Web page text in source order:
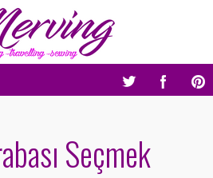
Seçmek